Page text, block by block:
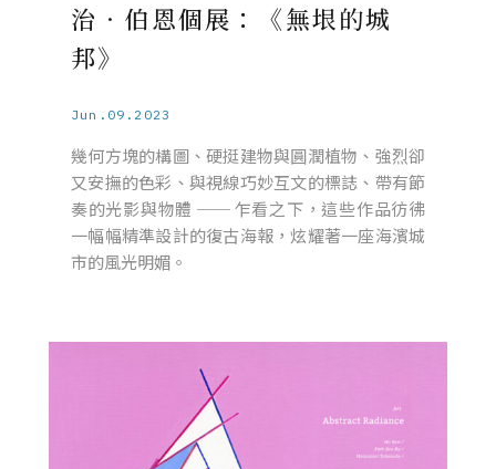
治．伯恩個展：《無垠的城
邦》
Jun.09.2023
幾何方塊的構圖、硬挺建物與圓潤植物、強烈卻
又安撫的色彩、與視線巧妙互文的標誌、帶有節
奏的光影與物體 ── 乍看之下，這些作品彷彿
一幅幅精準設計的復古海報，炫耀著一座海濱城
市的風光明媚。